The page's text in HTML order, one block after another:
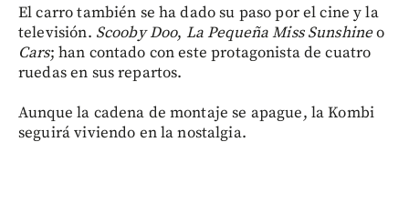
El carro también se ha dado su paso por el cine y la
televisión. Scooby Doo, La Pequeña Miss Sunshineo
Cars; han contado con este protagonista de cuatro
ruedas en sus repartos.
Aunque la cadena de montaje se apague, la Kombi
seguirá viviendo en la nostalgia.